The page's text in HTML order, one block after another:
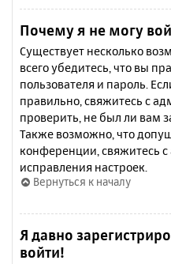
Почему я не могу
Существует несколько
всего убедитесь, что вы
пользователя и пароль.
правильно, свяжитесь с
проверить, не был ли вам
Также возможно, что
конференции, свяжитесь
исправления настроек.
Вернуться к началу
Я давно
войти!